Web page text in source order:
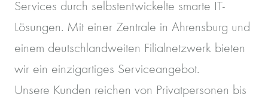
Services durch selbstentwickelte smarte IT-
Lösungen. Mit einer Zentrale in Ahrensburg und
einem deutschlandweiten Filialnetzwerk bieten
wir ein einzigartiges Serviceangebot.
Unsere Kunden reichen von Privatpersonen bis